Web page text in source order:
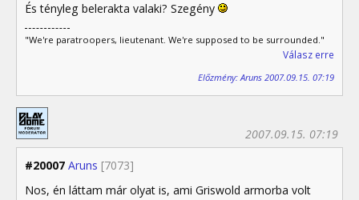
És tényleg belerakta valaki? Szegény
"We're paratroopers, lieutenant. We're supposed to be surrounded."
Válasz erre
Előzmény: Aruns 2007.09.15. 07:19
#20007 Aruns [7073]
2007.09.15. 07:19
Nos, én láttam már olyat is, ami Griswold armorba volt